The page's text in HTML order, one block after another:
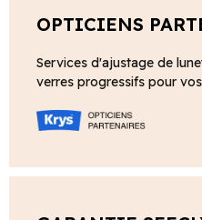
OPTICIENS
Services d'ajustage de
verres progressifs pour